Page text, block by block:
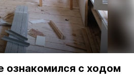
ознакомился с ходом